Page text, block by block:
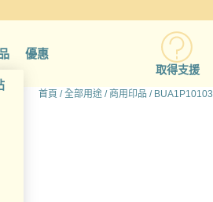
優惠
取得支援
首頁 /全部用途 / 商用印品 / BUA1P10103